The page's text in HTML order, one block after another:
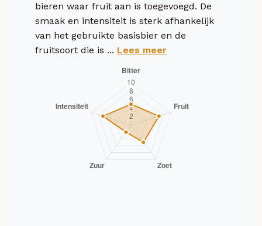
bieren waar fruit aan is toegevoegd. De
smaak en intensiteit is sterk afhankelijk
van het gebruikte basisbier en de
fruitsoort die is ... Lees meer